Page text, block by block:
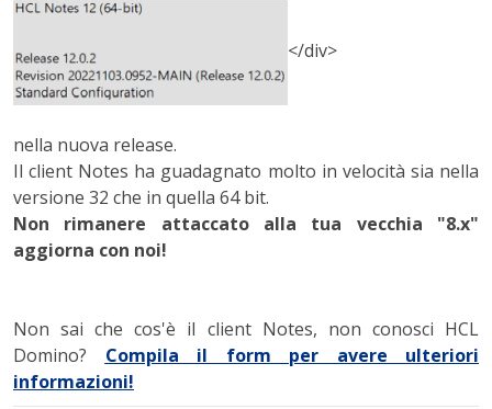
</div>
nella nuova release.
Il client Notes ha guadagnato molto in velocità sia nella
versione 32 che in quella 64 bit.
Non rimanere attaccato alla tua vecchia "8.x"
aggiorna con noi!
Non sai che cos'è il client Notes, non conosci HCL
Domino?
Compila il form per avere ulteriori
informazioni!